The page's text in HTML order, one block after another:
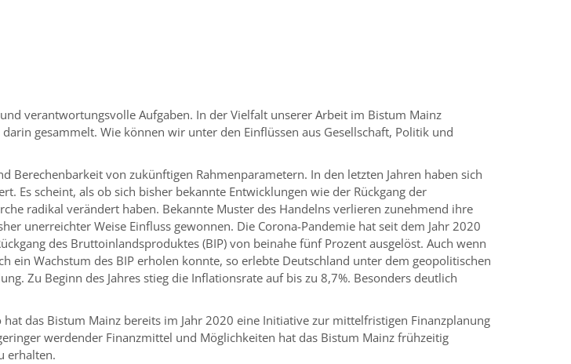
verantwortungsvolle Aufgaben. In der Vielfalt unserer Arbeit im Bistum Mainz
gesammelt. Wie können wir unter den Einflüssen aus Gesellschaft, Politik und
Berechenbarkeit von zukünftigen Rahmenparametern. In den letzten Jahren haben sich
Es scheint, als ob sich bisher bekannte Entwicklungen wie der Rückgang der
radikal verändert haben. Bekannte Muster des Handelns verlieren zunehmend ihre
unerreichter Weise Einfluss gewonnen. Die Corona-Pandemie hat seit dem Jahr 2020
des Bruttoinlandsproduktes (BIP) von beinahe fünf Prozent ausgelöst. Auch wenn
ein Wachstum des BIP erholen konnte, so erlebte Deutschland unter dem geopolitischen
Zu Beginn des Jahres stieg die Inflationsrate auf bis zu 8,7%. Besonders deutlich
das Bistum Mainz bereits im Jahr 2020 eine Initiative zur mittelfristigen Finanzplanung
werdender Finanzmittel und Möglichkeiten hat das Bistum Mainz frühzeitig
erhalten.